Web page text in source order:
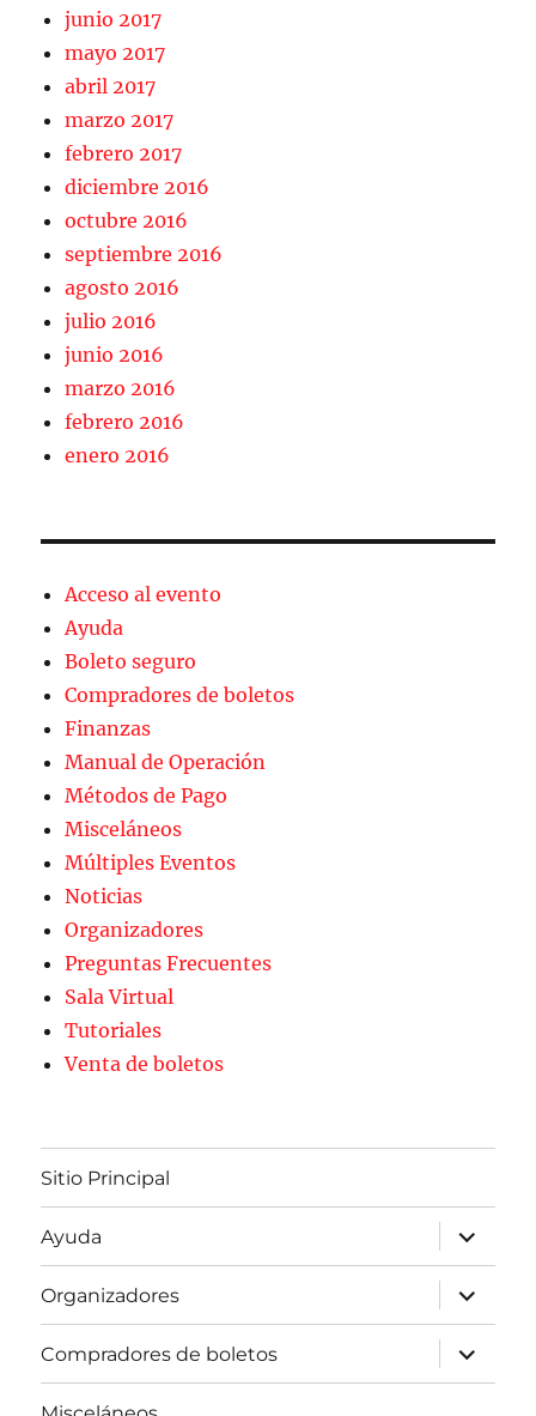
junio 2017
mayo 2017
abril 2017
marzo 2017
febrero 2017
diciembre 2016
octubre 2016
septiembre 2016
agosto 2016
julio 2016
junio 2016
marzo 2016
febrero 2016
enero 2016
Acceso al evento
Ayuda
Boleto seguro
Compradores de boletos
Finanzas
Manual de Operación
Métodos de Pago
Misceláneos
Múltiples Eventos
Noticias
Organizadores
Preguntas Frecuentes
Sala Virtual
Tutoriales
Venta de boletos
Sitio Principal
Ayuda
expande
el
menú
inferior
Organizadores
expande
el
menú
inferior
Compradores de boletos
expande
el
menú